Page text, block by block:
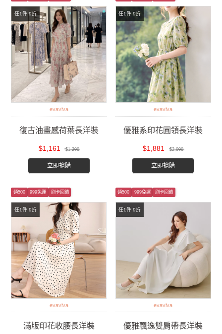
任1件 9折
evaviva
復古油畫感荷葉長洋裝
$1,161 $1,290
立即搶購
任1件 9折
evaviva
優雅系印花圓領長洋裝
$1,881 $2,090
立即搶購
任1件 9折
領500 999免運 刷卡回饋
evaviva
滿版印花收腰長洋裝
任1件 9折
領500 999免運 刷卡回饋
evaviva
優雅飄逸雙肩帶長洋裝